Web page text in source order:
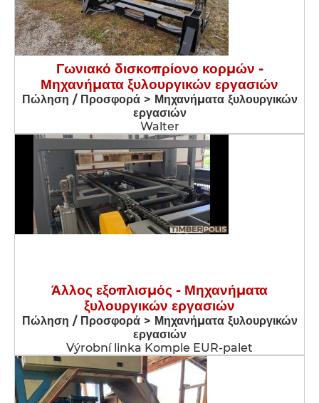
Γωνιακό δισκοπρίονο κορμών -
Μηχανήματα ξυλουργικών εργασιών
Πώληση / Προσφορά > Μηχανήματα ξυλουργικών
εργασιών
Walter
Άλλος εξοπλισμός - Μηχανήματα
ξυλουργικών εργασιών
Πώληση / Προσφορά > Μηχανήματα ξυλουργικών
εργασιών
Výrobní linka Komple EUR-palet